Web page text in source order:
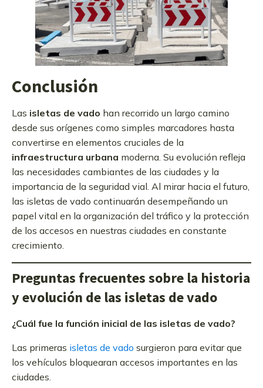
Conclusión
Las isletas de vado han recorrido un largo camino
desde sus orígenes como simples marcadores hasta
convertirse en elementos cruciales de la
infraestructura urbana moderna. Su evolución refleja
las necesidades cambiantes de las ciudades y la
importancia de la seguridad vial. Al mirar hacia el futuro,
las isletas de vado continuarán desempeñando un
papel vital en la organización del tráfico y la protección
de los accesos en nuestras ciudades en constante
crecimiento.
Preguntas frecuentes sobre la historia
y evolución de las isletas de vado
¿Cuál fue la función inicial de las isletas de vado?
Las primeras isletas de vado surgieron para evitar que
los vehículos bloquearan accesos importantes en las
ciudades.